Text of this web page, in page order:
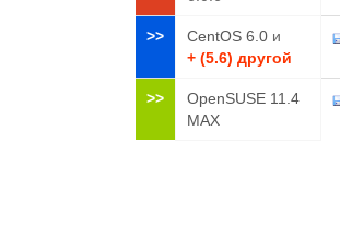
>> CentOS 6.0 и
+ (5.6) другой
>>
OpenSUSE 11.4
MAX